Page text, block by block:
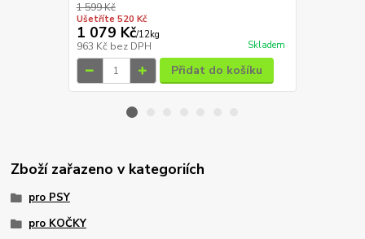
1 599 Kč
Ušetříte 520 Kč
1 079 Kč/12kg
963 Kč bez DPH Skladem
Přidat do košíku
Zboží zařazeno v kategoriích
pro PSY
pro KOČKY